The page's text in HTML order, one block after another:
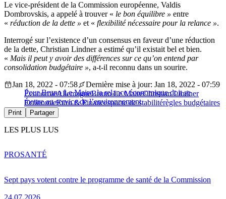
Le vice-président de la Commission européenne, Valdis
Dombrovskis, a appelé à trouver « le bon équilibre » entre
« réduction de la dette » et « flexibilité nécessaire pour la relance ».
Interrogé sur l’existence d’un consensus en faveur d’une réduction
de la dette, Christian Lindner a estimé qu’il existait bel et bien.
« Mais il peut y avoir des différences sur ce qu’on entend par
consolidation budgétaire », a-t-il reconnu dans un sourire.
Pour Bruno Le Maire, la relance économique doit se
mettre au service de l’environnement
Jan 18, 2022 - 07:58
Dernière mise à jour: Jan 18, 2022 - 07:59
ÉconomieAllemagneBruno Le MaireChristian Lindner
ÉconomieEuro & Financespacte de stabilitérègles budgétaires
Print Partager
LES PLUS LUS
Sept pays votent contre le programme de santé de la Commission
24.07.2026
PROSANTÉ